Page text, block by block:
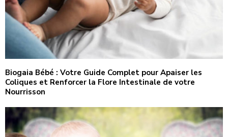
Biogaia Bébé : Votre Guide Complet pour Apaiser les
Coliques et Renforcer la Flore Intestinale de votre
Nourrisson